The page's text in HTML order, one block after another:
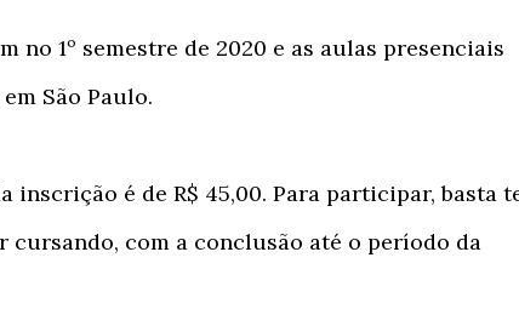
no 1º semestre de 2020 e as aulas presenciais
São Paulo.
inscrição é de R$ 45,00. Para participar, basta
com a conclusão até o período da